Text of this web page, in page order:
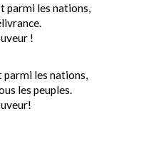
parmi les nations,
!
parmi les nations,
les peuples.